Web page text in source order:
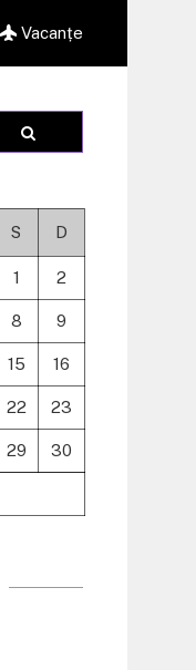
Vacanțe
S D
1 2
8 9
15 16
22 23
29 30